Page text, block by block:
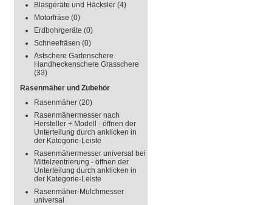
Blasgeräte und Häcksler (4)
Motorfräse (0)
Erdbohrgeräte (0)
Schneefräsen (0)
Astschere Gartenschere
Handheckenschere Grasschere
(33)
Rasenmäher und Zubehör
Rasenmäher (20)
Rasenmähermesser nach
Hersteller + Modell - öffnen der
Unterteilung durch anklicken in
der Kategorie-Leiste
Rasenmähermesser universal bei
Mittelzentrierung - öffnen der
Unterteilung durch anklicken in
der Kategorie-Leiste
Rasenmäher-Mulchmesser
universal